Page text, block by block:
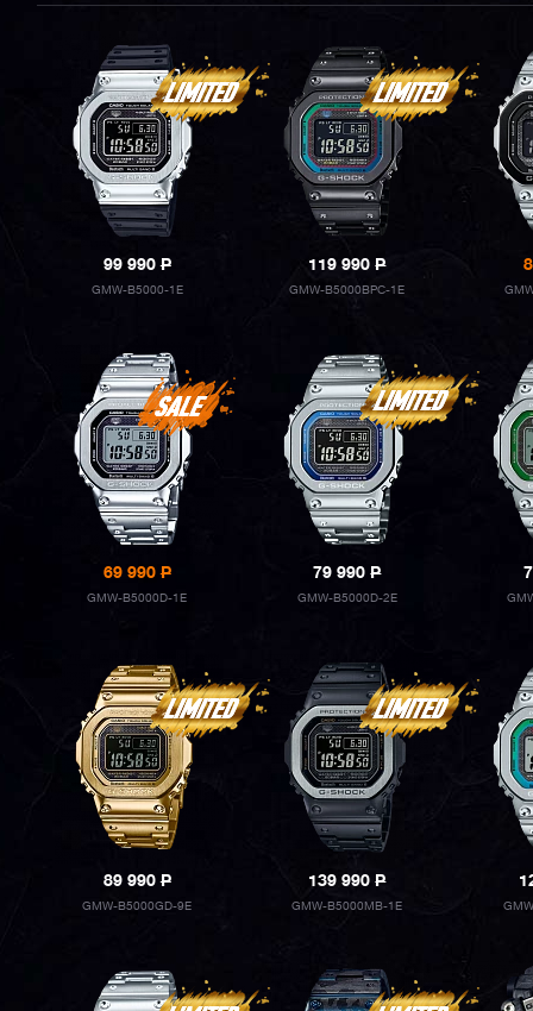
99 990P
GMW-B5000-1E
119 990P
GMW-B5000BPC-1E
69 990P
GMW-B5000D-1E
79 990P
GMW-B5000D-2E
89 990P
GMW-B5000GD-9E
139 990P
GMW-B5000MB-1E